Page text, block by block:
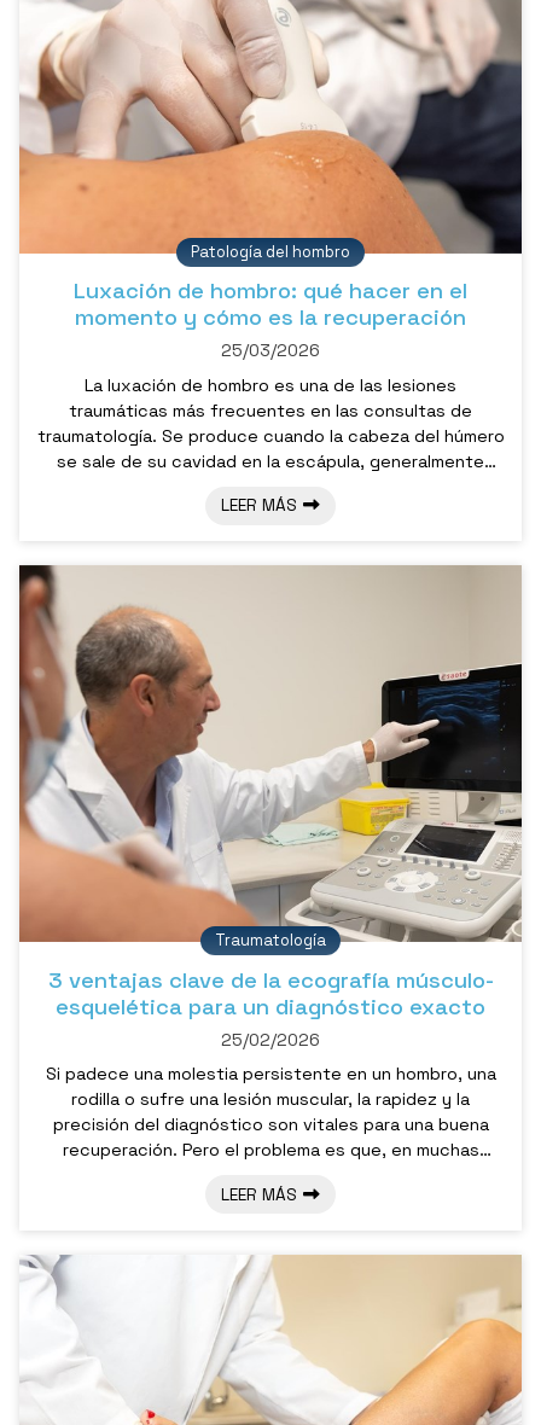
Luxación de hombro: qué hacer en el
momento y cómo es la recuperación
25/03/2026
Patología del hombro
La luxación de hombro es una de las lesiones
traumáticas más frecuentes en las consultas de
traumatología. Se produce cuando la cabeza del húmero
se sale de su cavidad en la escápula, generalmente
movimiento brusco. Dada la gran movilidad de esta
continuación, nuestro traumatólogo en Pontevedra, el
Dr. Pablo Subirán, le cuenta cómo actuar si sufre esta
lesión. ¿Qué debe hacer si sufre una luxa...
LEER MÁS
3 ventajas clave de la ecografía músculo-
esquelética para un diagnóstico exacto
25/02/2026
Traumatología
Si padece una molestia persistente en un hombro, una
rodilla o sufre una lesión muscular, la rapidez y la
precisión del diagnóstico son vitales para una buena
recuperación. Pero el problema es que, en muchas
tradicional no son suficientes para obtener una imagen
consulta del Dr. Pablo Subirán, su especialista en cirugía
ortopédica y traumatología en Pontevedra, hemos
integrado la ecografía mú...
LEER MÁS